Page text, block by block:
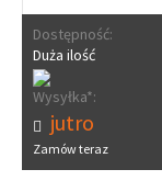
Dostępność:
Duża ilość
Wysyłka*:
jutro
Zamów teraz